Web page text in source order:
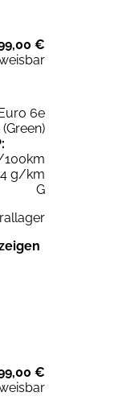
€
Euro 6e
(Green)
100km
g/km
G
€